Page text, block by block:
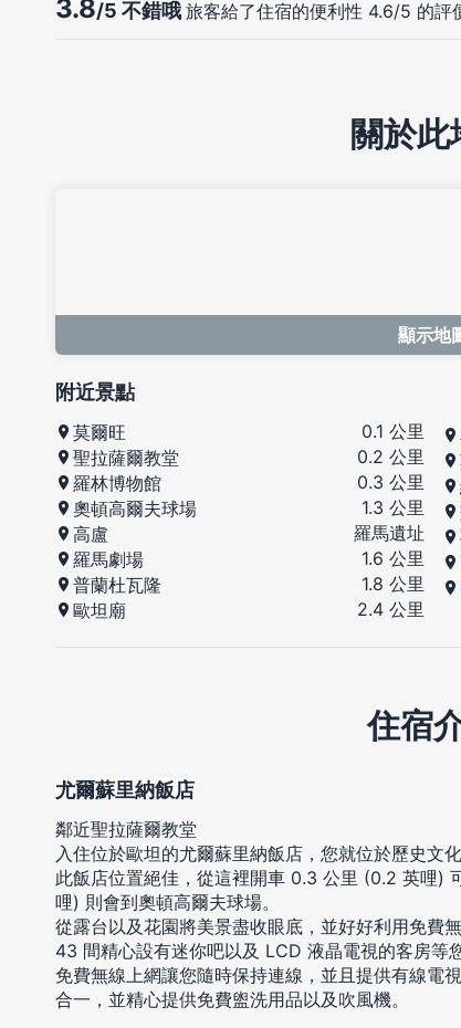
3.8/5 不錯哦 旅客給了住宿的便利性 4.6/5 的評
關於此
顯示地
附近景點
莫爾旺
0.1 公里
聖拉薩爾教堂
0.2 公里
羅林博物館
0.3 公里
奧頓高爾夫球場
1.3 公里
高盧
羅馬遺址
羅馬劇場
1.6 公里
普蘭杜瓦隆
1.8 公里
歐坦廟
2.4 公里
住宿
尤爾蘇里納飯店
鄰近聖拉薩爾教堂
入住位於歐坦的尤爾蘇里納飯店，您就位於歷史文
此飯店位置絕佳，從這裡開車 0.3 公里 (0.2 英哩)
哩) 則會到奧頓高爾夫球場。
從露台以及花園將美景盡收眼底，並好好利用免費
43 間精心設有迷你吧以及 LCD 液晶電視的客房等
免費無線上網讓您隨時保持連線，並且提供有線電
合一，並精心提供免費盥洗用品以及吹風機。